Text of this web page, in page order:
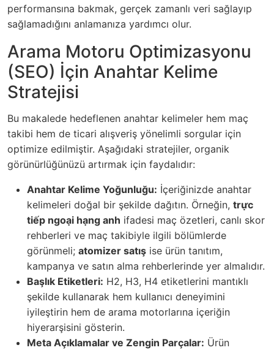
performansına bakmak, gerçek zamanlı veri sağlayıp
sağlamadığını anlamanıza yardımcı olur.
Arama Motoru Optimizasyonu
(SEO) İçin Anahtar Kelime
Stratejisi
Bu makalede hedeflenen anahtar kelimeler hem maç
takibi hem de ticari alışveriş yönelimli sorgular için
optimize edilmiştir. Aşağıdaki stratejiler, organik
görünürlüğünüzü artırmak için faydalıdır:
Anahtar Kelime Yoğunluğu: İçeriğinizde anahtar
kelimeleri doğal bir şekilde dağıtın. Örneğin, trực
tiếp ngoại hạng anh ifadesi maç özetleri, canlı skor
rehberleri ve maç takibiyle ilgili bölümlerde
görünmeli; atomizer satış ise ürün tanıtım,
kampanya ve satın alma rehberlerinde yer almalıdır.
Başlık Etiketleri: H2, H3, H4 etiketlerini mantıklı
şekilde kullanarak hem kullanıcı deneyimini
iyileştirin hem de arama motorlarına içeriğin
hiyerarşisini gösterin.
Meta Açıklamalar ve Zengin Parçalar: Ürün